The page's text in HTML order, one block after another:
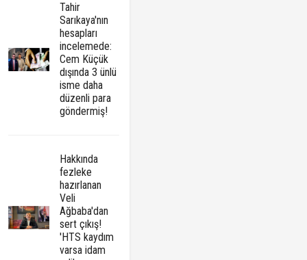
Tahir
Sarıkaya'nın
hesapları
incelemede:
Cem Küçük
dışında 3 ünlü
isme daha
düzenli para
göndermiş!
Hakkında
fezleke
hazırlanan
Veli
Ağbaba'dan
sert çıkış!
'HTS kaydım
varsa idam